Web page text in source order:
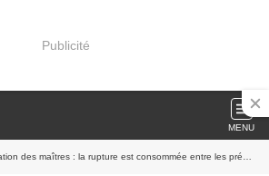
Publicité
MENU
: la rupture est consommée entre les présidents d’université et Xavier Darcos - Le Monde 10 juin